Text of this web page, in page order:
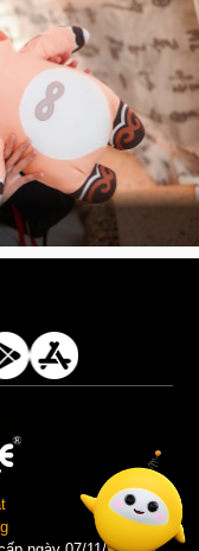
Cùng thưởng thức những hình ảnh cosplay Xiangling trong Genshin Impact siêu dễ thương của người dùng Weibo "阿包也是兔娘"